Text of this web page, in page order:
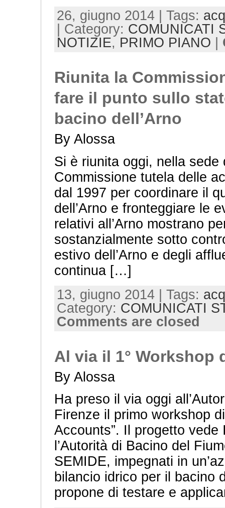
26, giugno 2014 | Tags:
| Category: COMUNICATI
NOTIZIE, PRIMO PIANO
Riunita la
fare il punto sullo
bacino dell’Arno
By Alossa
Si è riunita oggi, nella sede
Commissione tutela delle
dal 1997 per coordinare il
dell’Arno e fronteggiare le
relativi all’Arno mostrano
sostanzialmente sotto
estivo dell’Arno e degli
continua […]
13, giugno 2014 | Tags:
Category: COMUNICATI
Comments are closed
Al via il 1° Workshop
By Alossa
Ha preso il via oggi
Firenze il primo workshop
Accounts”. Il progetto
l’Autorità di Bacino del
SEMIDE, impegnati in
bilancio idrico per il bacino
propone di testare e